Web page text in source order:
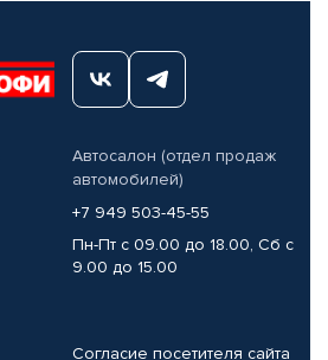
Автосалон (отдел продаж
автомобилей)
+7 949 503-45-55
Пн-Пт с 09.00 до 18.00, Сб с
9.00 до 15.00
Согласие посетителя сайта